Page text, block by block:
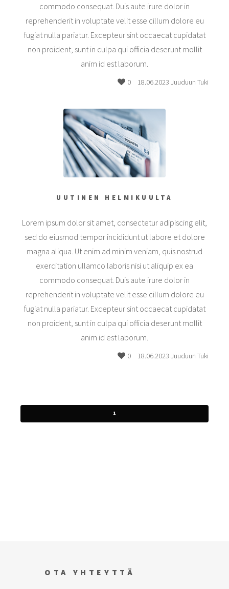
commodo consequat. Duis aute irure dolor in
reprehenderit in voluptate velit esse cillum dolore eu
fugiat nulla pariatur. Excepteur sint occaecat cupidatat
non proident, sunt in culpa qui officia deserunt mollit
anim id est laborum.
0 18.06.2023 Juuduun Tuki
UUTINEN HELMIKUULTA
Lorem ipsum dolor sit amet, consectetur adipiscing elit,
sed do eiusmod tempor incididunt ut labore et dolore
magna aliqua. Ut enim ad minim veniam, quis nostrud
exercitation ullamco laboris nisi ut aliquip ex ea
commodo consequat. Duis aute irure dolor in
reprehenderit in voluptate velit esse cillum dolore eu
fugiat nulla pariatur. Excepteur sint occaecat cupidatat
non proident, sunt in culpa qui officia deserunt mollit
anim id est laborum.
0 18.06.2023 Juuduun Tuki
1
OTA YHTEYTTÄ